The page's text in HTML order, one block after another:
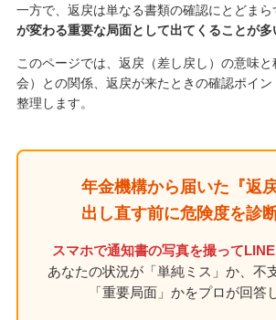
一方で、返戻は単なる書類の確認にとどまら
が変わる重要な局面として出てくることが多
このページでは、返戻（差し戻し）の意味
会）との関係、返戻が来たときの確認ポイン
整理します。
年金機構から届いた『返戻
出し直す前に危険度を診
スマホで通知書の写真を撮ってLINE
あなたの状況が「単純ミス」か、不
「重要局面」かをプロが回答